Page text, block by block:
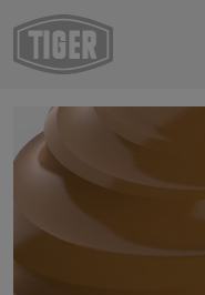
Boutique en ligne
14/60032 - RAL